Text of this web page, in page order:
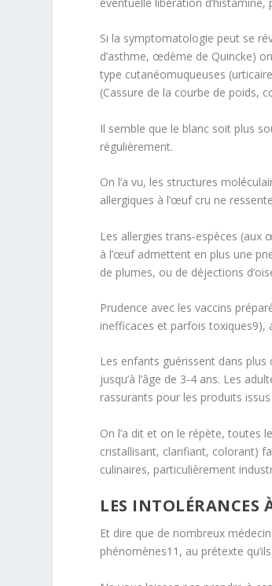
Si la symptomatologie peut se
d’asthme, œdème de Quincke)
type cutanéomuqueuses
(Cassure de la courbe de poids,
Il semble que le blanc soit plus
régulièrement.
On l’a vu, les structures
allergiques à l’œuf cru ne
Les allergies trans-espèces
à l’œuf admettent en plus une
de plumes, ou de déjections
Prudence avec les vaccins
inefficaces et parfois toxiques9),
Les enfants guérissent dans
jusqu’à l’âge de 3-4 ans. Les
rassurants pour les produits
On l’a dit et on le répète, toutes
cristallisant, clarifiant, colorant)
culinaires, particulièrement
LES INTOLÉRANCES
Et dire que de nombreux
phénomènes11 , au prétexte